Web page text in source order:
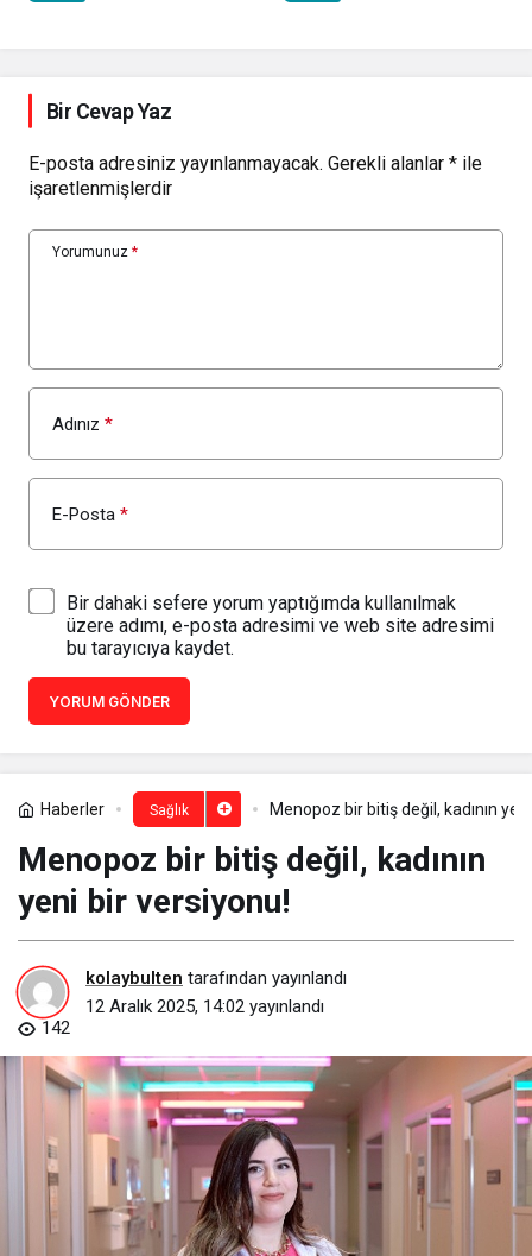
Bir Cevap Yaz
E-posta adresiniz yayınlanmayacak. Gerekli alanlar * ile
işaretlenmişlerdir
Yorumunuz *
Adınız *
E-Posta *
Bir dahaki sefere yorum yaptığımda kullanılmak
üzere adımı, e-posta adresimi ve web site adresimi
bu tarayıcıya kaydet.
YORUM GÖNDER
Haberler Sağlık Menopoz bir bitiş değil, kadının
Menopoz bir bitiş değil, kadının
yeni bir versiyonu!
kolaybulten tarafından yayınlandı
12 Aralık 2025, 14:02 yayınlandı
142